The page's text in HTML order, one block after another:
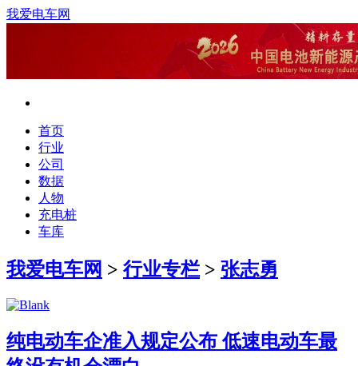
我爱电车网
首页
行业
公司
数据
人物
充电桩
车库
我爱电车网 > 行业专栏> 张志勇
纯电动车企准入规定公布 低速电动车最